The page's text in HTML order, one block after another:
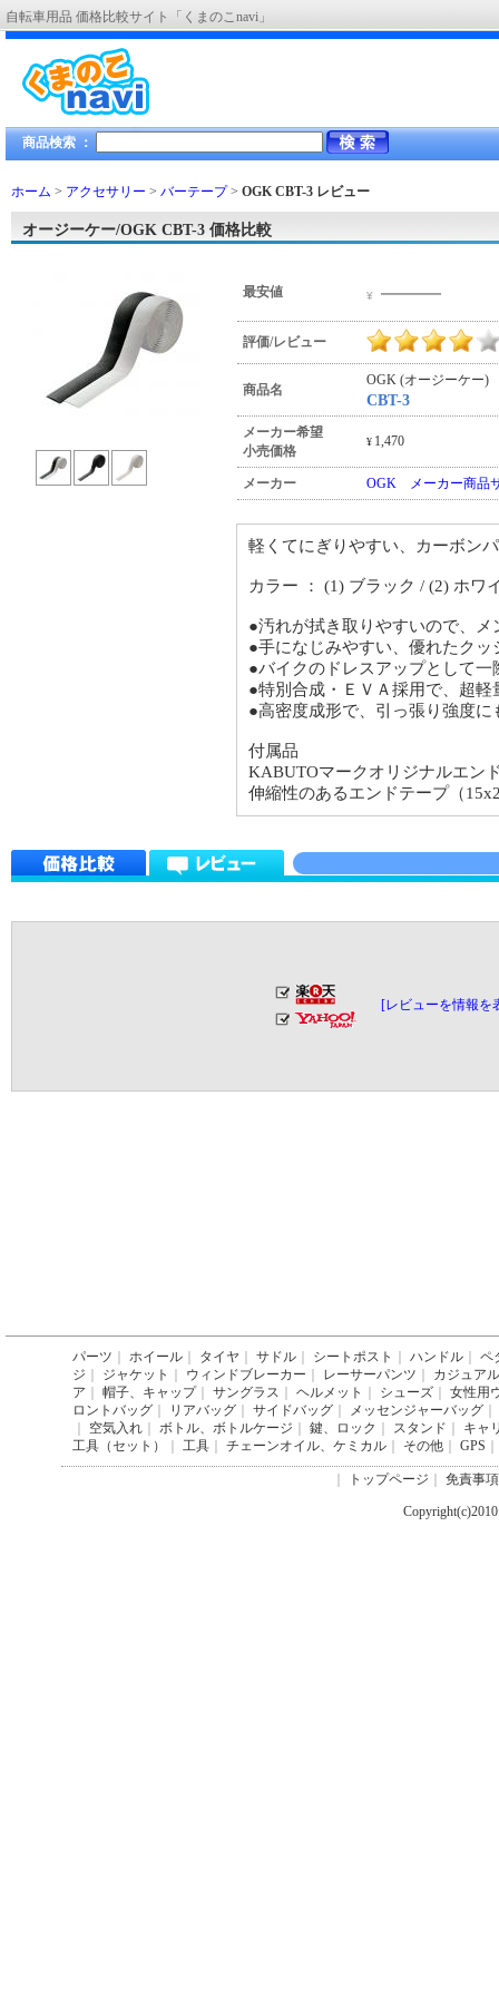
自転車用品 価格比較サイト「くまのこnavi」
商品検索 ：
ホーム > アクセサリー > バーテープ> OGK CBT-3 レビュー
オージーケー/OGK CBT-3 価格比較
最安値 ¥ ―――
評価/レビュー
商品名
OGK (オージーケー)
CBT-3
メーカー希望
小売価格
¥ 1,470
メーカー OGK メーカー商品
軽くてにぎりやすい、カーボン
カラー ： (1) ブラック / (2) ホワ
●汚れが拭き取りやすいので、メ
●手になじみやすい、優れたクッ
●バイクのドレスアップとして
●特別合成・ＥＶＡ採用で、超軽
●高密度成形で、引っ張り強度に
付属品
KABUTOマークオリジナルエン
伸縮性のあるエンドテープ（
[レビューを情報を
パーツ ホイール タイヤ サドル シートポスト ハンドル
ペ
ジ
ジャケット ウィンドブレーカー レーサーパンツ
カジュア
ア
帽子、キャップ｜ サングラス ヘルメット シューズ
女性用
ロントバッグ
リアバッグ サイドバッグ メッセンジャーバッグ
空気入れ ボトル、ボトルケージ 鍵、ロック スタンド
キャ
工具（セット）
工具 チェーンオイル、ケミカル その他 GPS
トップページ 免責事項